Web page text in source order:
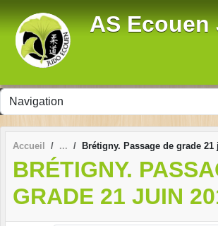
AS Ecouen
Accueil Brétigny. Passage de grade 21
BRÉTIGNY.
GRADE 21 JUIN